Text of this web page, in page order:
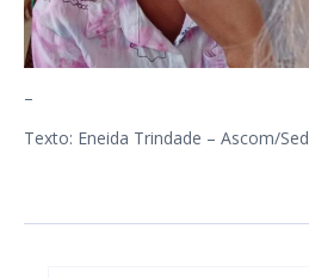
–
Texto: Eneida Trindade – Ascom/